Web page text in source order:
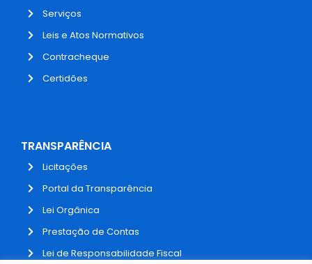
Serviços
Leis e Atos Normativos
Contracheque
Certidões
TRANSPARÊNCIA
Licitações
Portal da Transparência
Lei Orgânica
Prestação de Contas
Lei de Responsabilidade Fiscal